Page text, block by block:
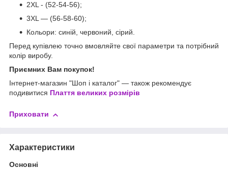
2XL - (52-54-56);
3XL — (56-58-60);
Кольори: синій, червоний, сірий.
Перед купівлею точно вмовляйте свої параметри та потрібний
колір виробу.
Приємних Вам покупок!
Інтернет-магазин "Шоп і каталог" — також рекомендує
подивитися Плаття великих розмірів
Приховати
Характеристики
Основні